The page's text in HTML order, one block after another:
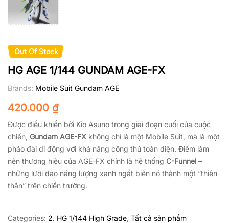
Out Of Stock
HG AGE 1/144 GUNDAM AGE-FX
Brands: Mobile Suit Gundam AGE
420.000 ₫
Được điều khiển bởi Kio Asuno trong giai đoạn cuối của cuộc
chiến, Gundam AGE-FX không chỉ là một Mobile Suit, mà là một
pháo đài di động với khả năng công thủ toàn diện. Điểm làm
nên thương hiệu của AGE-FX chính là hệ thống C-Funnel –
những lưỡi dao năng lượng xanh ngắt biến nó thành một “thiên
thần” trên chiến trường.
Categories: 2. HG 1/144 High Grade, Tất cả sản phẩm